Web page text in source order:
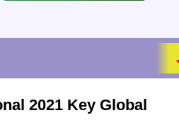
2021 Key Global